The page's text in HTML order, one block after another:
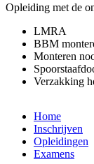
Opleiding met de
LMRA
BBM
Monteren
Verzakking
Home
Inschrijven
Opleidingen
Examens